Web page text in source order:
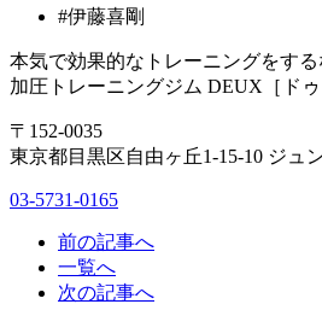
#伊藤喜剛
本気で効果的なトレーニングをする
加圧トレーニングジム DEUX［ドゥ
〒152-0035
東京都目黒区自由ヶ丘1-15-10 ジュ
03-5731-0165
前の記事へ
一覧へ
次の記事へ